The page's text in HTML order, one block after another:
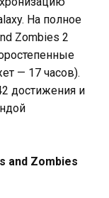
На полное
Zombies 2
— 17 часов).
достижения и
and Zombies